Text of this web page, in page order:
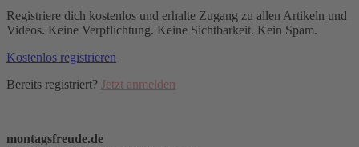
Registriere dich kostenlos und erhalte Zugang zu allen Artikeln und
Videos. Keine Verpflichtung. Keine Sichtbarkeit. Kein Spam.
Kostenlos registrieren
Bereits registriert? Jetzt anmelden
montagsfreude.de